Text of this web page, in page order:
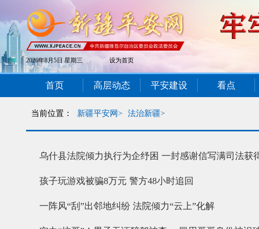
2026年8月5日 星期三 设为首页
首页 高层动态 平安建设 看点
当前位置： 新疆平安网> 法治新疆>
乌什县法院倾力执行为企纾困 一封感谢信写满司法获
孩子玩游戏被骗8万元 警方48小时追回
一阵风“刮”出邻地纠纷 法院倾力“云上”化解